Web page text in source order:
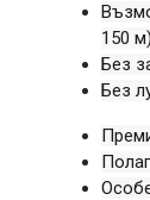
150 м)
Без
Без